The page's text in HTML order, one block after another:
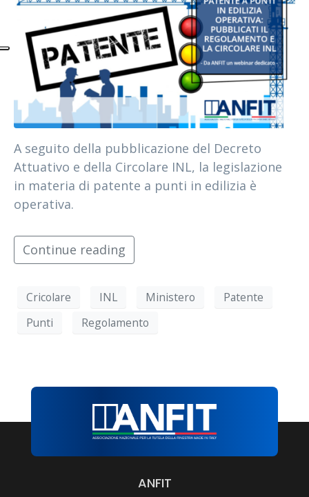
A seguito della pubblicazione del Decreto
Attuativo e della Circolare INL, la legislazione
in materia di patente a punti in edilizia è
operativa.
Continue reading
Cricolare INL Ministero
Patente
Punti
Regolamento
ANFIT